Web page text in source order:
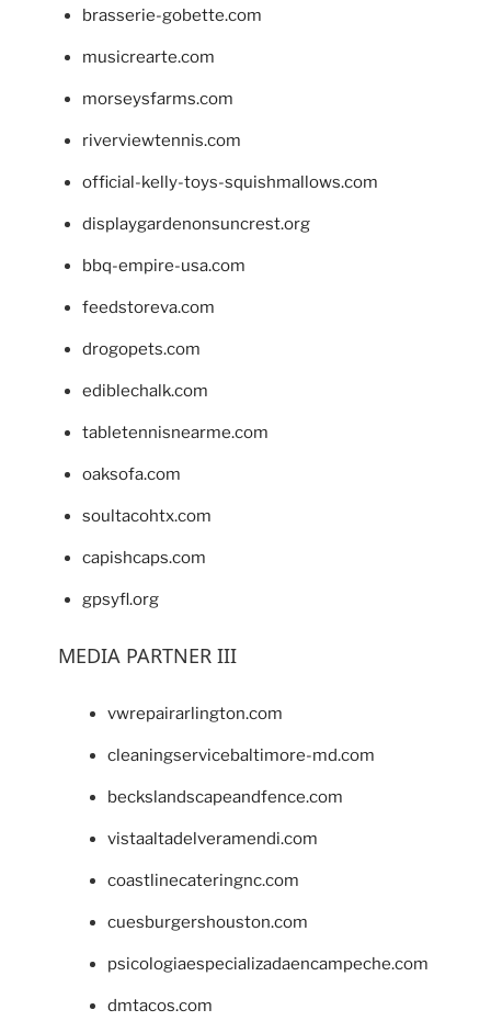
brasserie-gobette.com
musicrearte.com
morseysfarms.com
riverviewtennis.com
official-kelly-toys-squishmallows.com
displaygardenonsuncrest.org
bbq-empire-usa.com
feedstoreva.com
drogopets.com
ediblechalk.com
tabletennisnearme.com
oaksofa.com
soultacohtx.com
capishcaps.com
gpsyfl.org
MEDIA PARTNER III
vwrepairarlington.com
cleaningservicebaltimore-md.com
beckslandscapeandfence.com
vistaaltadelveramendi.com
coastlinecateringnc.com
cuesburgershouston.com
psicologiaespecializadaencampeche.com
dmtacos.com